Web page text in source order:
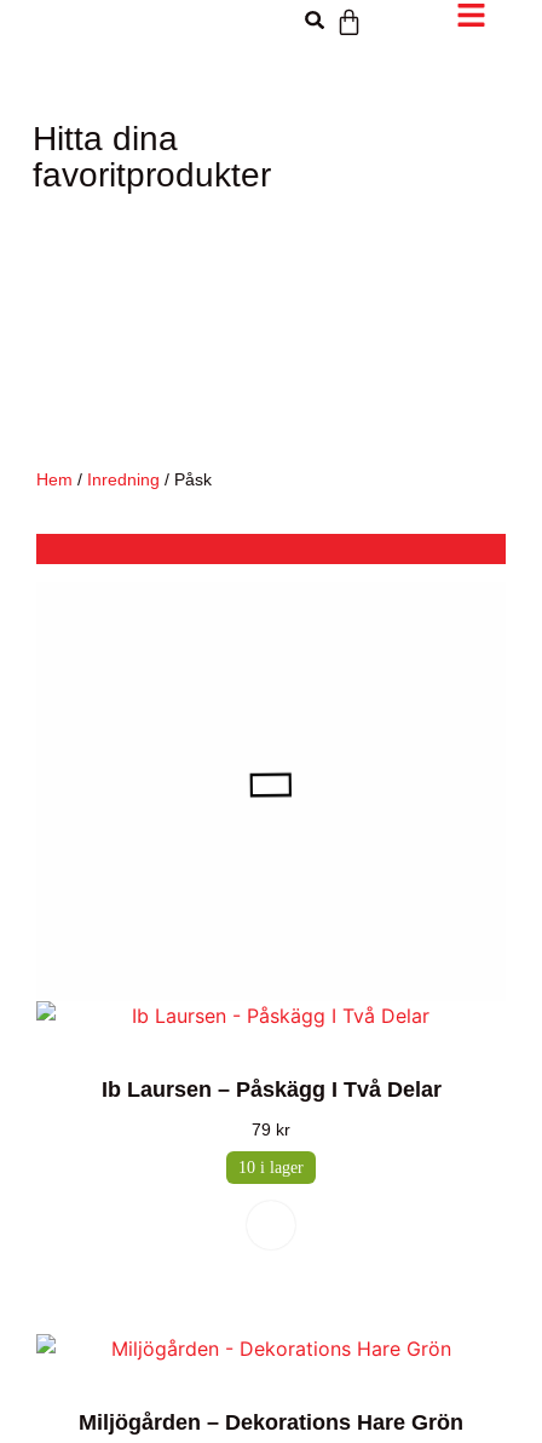
Hitta dina
favoritprodukter
Hem / Inredning / Påsk
Ib Laursen – Påskägg I Två Delar
79 kr
10 i lager
Miljögården – Dekorations Hare Grön